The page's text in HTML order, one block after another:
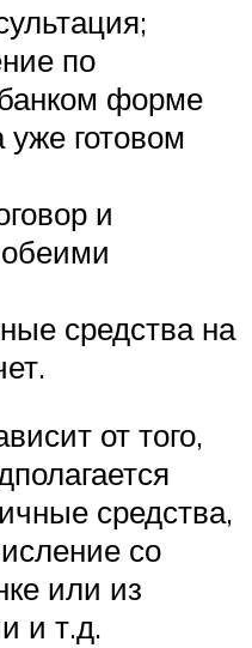
по
форме
уже готовом
и
средства на
от того,
средства,
со
или из
и т.д.